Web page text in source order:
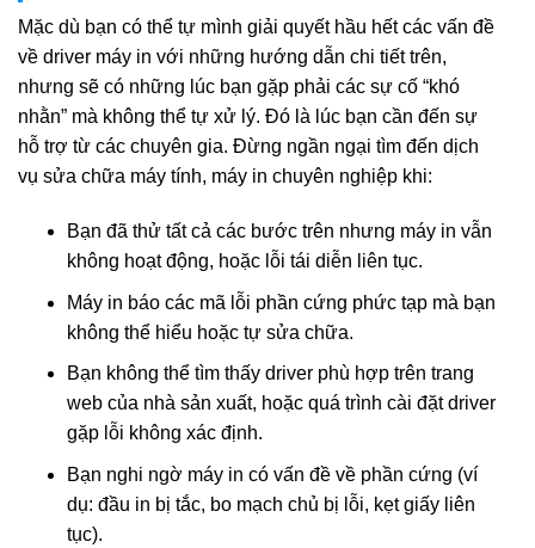
Mặc dù bạn có thể tự mình giải quyết hầu hết các vấn đề
về driver máy in với những hướng dẫn chi tiết trên,
nhưng sẽ có những lúc bạn gặp phải các sự cố “khó
nhằn” mà không thể tự xử lý. Đó là lúc bạn cần đến sự
hỗ trợ từ các chuyên gia. Đừng ngần ngại tìm đến dịch
vụ sửa chữa máy tính, máy in chuyên nghiệp khi:
Bạn đã thử tất cả các bước trên nhưng máy in vẫn
không hoạt động, hoặc lỗi tái diễn liên tục.
Máy in báo các mã lỗi phần cứng phức tạp mà bạn
không thể hiểu hoặc tự sửa chữa.
Bạn không thể tìm thấy driver phù hợp trên trang
web của nhà sản xuất, hoặc quá trình cài đặt driver
gặp lỗi không xác định.
Bạn nghi ngờ máy in có vấn đề về phần cứng (ví
dụ: đầu in bị tắc, bo mạch chủ bị lỗi, kẹt giấy liên
tục).